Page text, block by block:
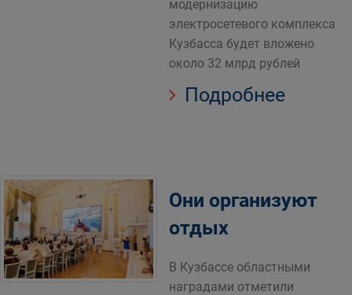
модернизацию
электросетевого комплекса
Кузбасса будет вложено
около 32 млрд рублей
Подробнее
Они организуют
отдых
В Кузбассе областными
наградами отметили